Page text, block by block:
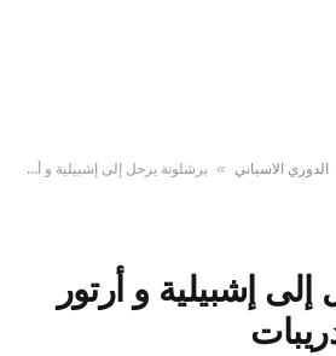
الدوري الاسباني » برشلونة يرحل إلى إشبيلية و أرتور ينتظم في التدريبات
إشبيلية و أرتور